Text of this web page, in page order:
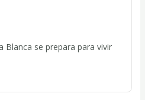
Blanca se prepara para vivir